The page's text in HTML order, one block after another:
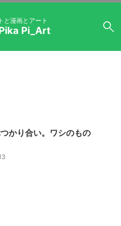
と漫画とアート
Pi_Art
かり合い。ワシのもの